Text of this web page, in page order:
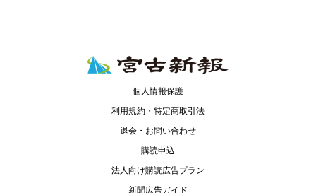
個人情報保護
利用規約・特定商取引法
退会・お問い合わせ
購読申込
法人向け購読広告プラン
新聞広告ガイド